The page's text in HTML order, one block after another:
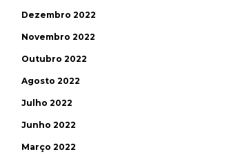
Dezembro 2022
Novembro 2022
Outubro 2022
Agosto 2022
Julho 2022
Junho 2022
Março 2022